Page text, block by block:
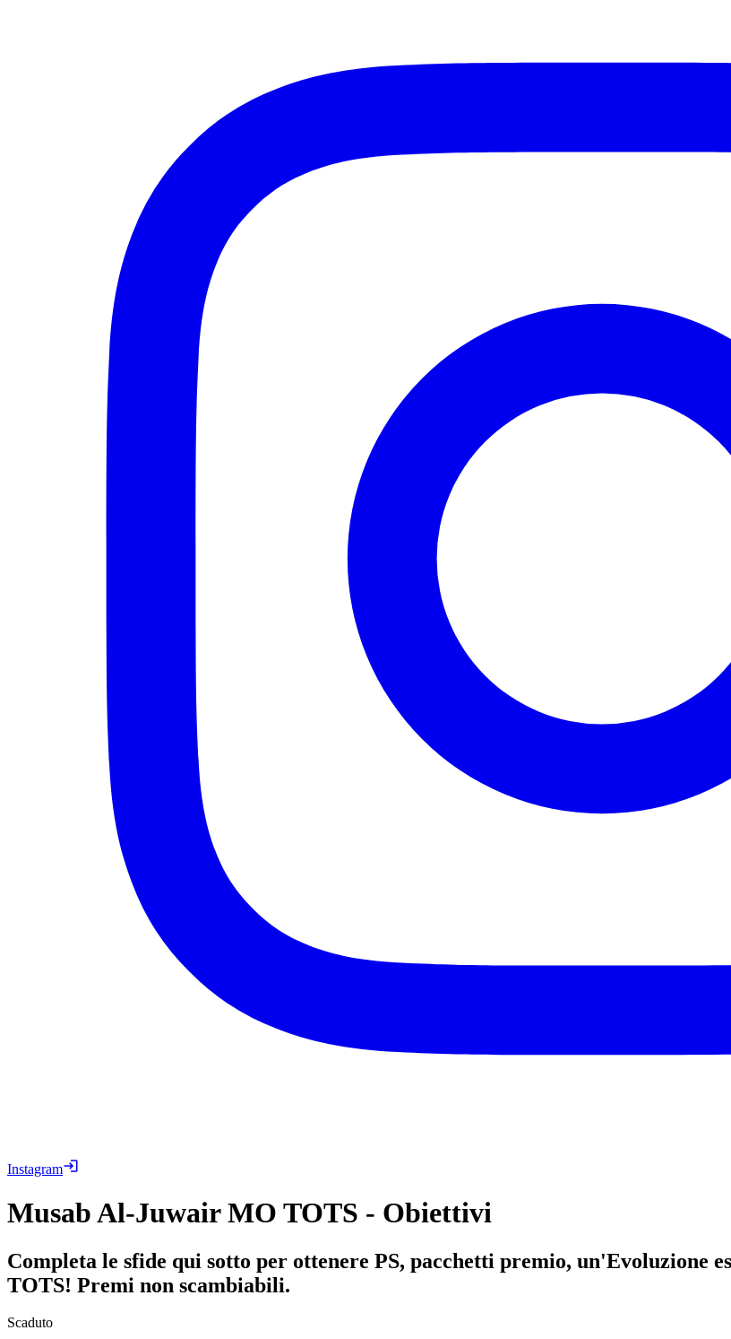
Instagram
Musab Al-Juwair MO TOTS - Obiettivi
Completa le sfide qui sotto per ottenere PS, pacchetti premio, un'Evoluzione
TOTS! Premi non scambiabili.
Scaduto